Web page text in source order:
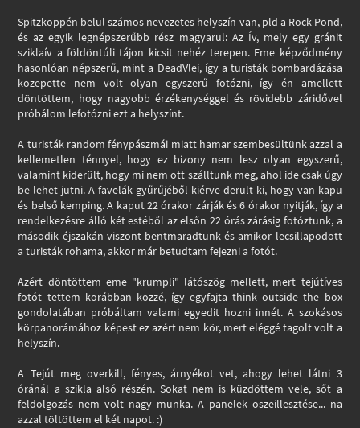
Spitzkoppén belül számos nevezetes helyszín van, pld a Rock Pond,
és az egyik legnépszerűbb rész magyarul: Az Ív, mely egy gránit
sziklaív a földöntúli tájon kicsit nehéz terepen. Eme képződmény
hasonlóan népszerű, mint a DeadVlei, így a turisták bombardázása
közepette nem volt olyan egyszerű fotózni, így én amellett
döntöttem, hogy nagyobb érzékenységgel és rövidebb záridővel
próbálom lefotózni ezt a helyszínt.
A turisták random fénypászmái miatt hamar szembesültünk azzal a
kellemetlen ténnyel, hogy ez bizony nem lesz olyan egyszerű,
valamint kiderült, hogy mi nem ott szálltunk meg, ahol ide csak úgy
be lehet jutni. A favelák gyűrűjéből kiérve derült ki, hogy van kapu
és belső kemping. A kaput 22 órakor zárják és 6 órakor nyitják, így a
rendelkezésre álló két estéből az elsőn 22 órás zárásig fotóztunk, a
második éjszakán viszont bentmaradtunk és amikor lecsillapodott
a turisták rohama, akkor már betudtam fejezni a fotót.
Azért döntöttem eme "krumpli" látószög mellett, mert tejútíves
fotót tettem korábban közzé, így egyfajta think outside the box
gondolatában próbáltam valami egyedit hozni innét. A szokásos
körpanorámához képest ez azért nem kör, mert eléggé tagolt volt a
helyszín.
A Tejút meg overkill, fényes, árnyékot vet, ahogy lehet látni 3
óránál a szikla alsó részén. Sokat nem is küzdöttem vele, sőt a
feldolgozás nem volt nagy munka. A panelek öszeillesztése... na
azzal töltöttem el két napot. :)